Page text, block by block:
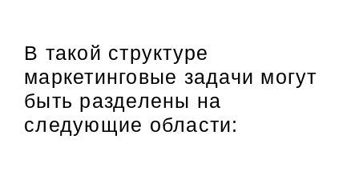
В такой структуре
маркетинговые задачи могут
быть разделены на
следующие области: